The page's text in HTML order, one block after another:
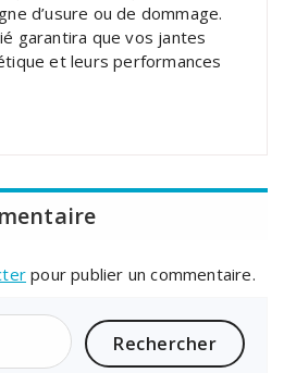
d’usure ou de dommage.
garantira que vos jantes
et leurs performances
pour publier un commentaire.